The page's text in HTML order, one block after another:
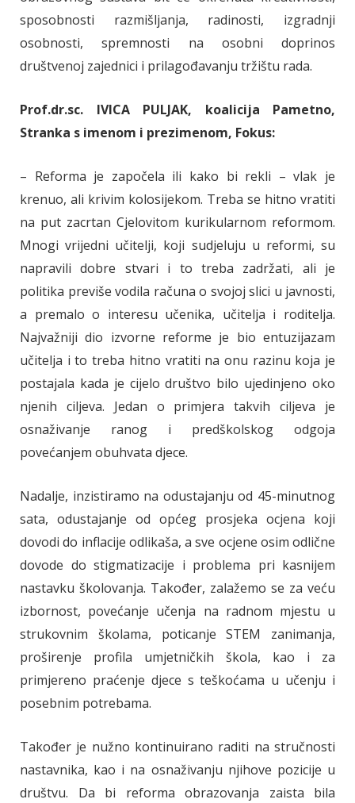
sposobnosti razmišljanja, radinosti, izgradnji
osobnosti, spremnosti na osobni doprinos
društvenoj zajednici i prilagođavanju tržištu rada.
Prof.dr.sc. IVICA PULJAK, koalicija Pametno,
Stranka s imenom i prezimenom, Fokus:
– Reforma je započela ili kako bi rekli – vlak je
krenuo, ali krivim kolosijekom. Treba se hitno vratiti
na put zacrtan Cjelovitom kurikularnom reformom.
Mnogi vrijedni učitelji, koji sudjeluju u reformi, su
napravili dobre stvari i to treba zadržati, ali je
politika previše vodila računa o svojoj slici u javnosti,
a premalo o interesu učenika, učitelja i roditelja.
Najvažniji dio izvorne reforme je bio entuzijazam
učitelja i to treba hitno vratiti na onu razinu koja je
postajala kada je cijelo društvo bilo ujedinjeno oko
njenih ciljeva. Jedan o primjera takvih ciljeva je
osnaživanje ranog i predškolskog odgoja
povećanjem obuhvata djece.
Nadalje, inzistiramo na odustajanju od 45-minutnog
sata, odustajanje od općeg prosjeka ocjena koji
dovodi do inflacije odlikaša, a sve ocjene osim odlične
dovode do stigmatizacije i problema pri kasnijem
nastavku školovanja. Također, zalažemo se za veću
izbornost, povećanje učenja na radnom mjestu u
strukovnim školama, poticanje STEM zanimanja,
proširenje profila umjetničkih škola, kao i za
primjereno praćenje djece s teškoćama u učenju i
posebnim potrebama.
Također je nužno kontinuirano raditi na stručnosti
nastavnika, kao i na osnaživanju njihove pozicije u
društvu. Da bi reforma obrazovanja zaista bila